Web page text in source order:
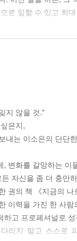
로 일할 수 있고 최
. 내가 원하던 국
빅 매직》이라는 책
해내는 것보다 중요
가 들면서 심사숙
을 놓치는 것이
오히려 뒷걸음치고
연필로 악보를 그
지 않을 것.”
은지,
내는 이소은의 단단
, 변화를 갈망하는
자신을 좀 더 충만
권의 책 《지금의
이력을 가진 한 사
하고 프로페셔널로
리지 말고 스스로